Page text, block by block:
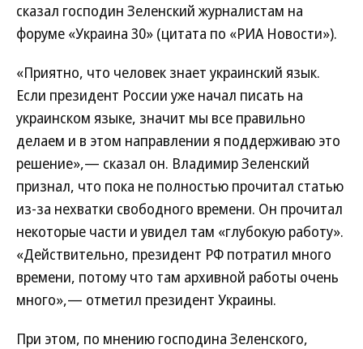
сказал господин Зеленский журналистам на
форуме «Украина 30» (цитата по «РИА Новости»).
«Приятно, что человек знает украинский язык.
Если президент России уже начал писать на
украинском языке, значит мы все правильно
делаем и в этом направлении я поддерживаю это
решение»,— сказал он. Владимир Зеленский
признал, что пока не полностью прочитал статью
из-за нехватки свободного времени. Он прочитал
некоторые части и увидел там «глубокую работу».
«Действительно, президент РФ потратил много
времени, потому что там архивной работы очень
много»,— отметил президент Украины.
При этом, по мнению господина Зеленского,